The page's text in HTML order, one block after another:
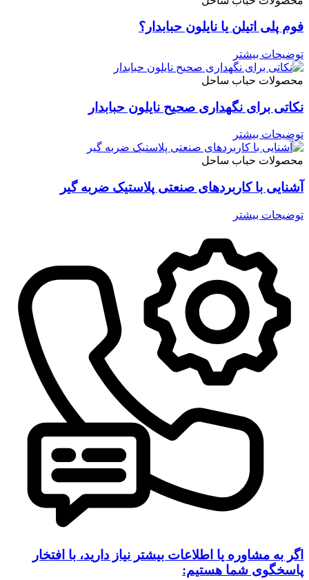
فوم پلی اتیلن یا نایلون حبابدار؟
توضیحات بیشتر
محصولات حباب ساحل
نکاتی برای نگهداری صحیح نایلون حبابدار
توضیحات بیشتر
محصولات حباب ساحل
آشنایی با کاربردهای صنعتی پلاستیک ضربه گیر
توضیحات بیشتر
اگر به مشاوره یا اطلاعات بیشتر نیاز دارید، با افتخار
پاسخگوی شما هستیم: